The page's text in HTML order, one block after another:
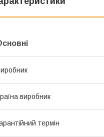
виробник
термін